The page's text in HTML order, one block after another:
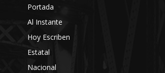
Portada
Al Instante
Hoy Escriben
Estatal
Nacional